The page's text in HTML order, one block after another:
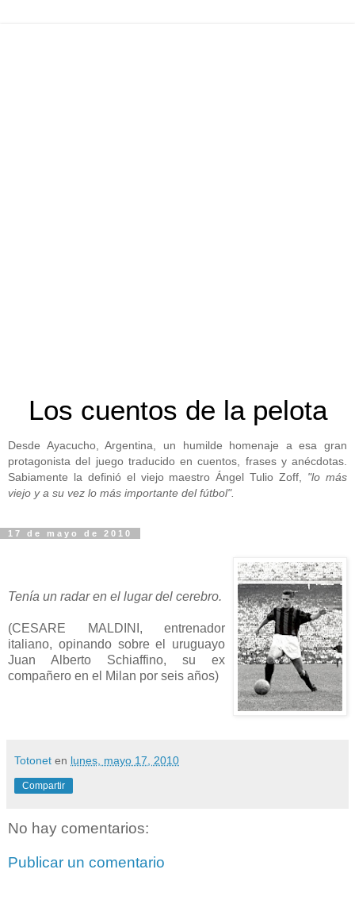
Los cuentos de la pelota
Desde Ayacucho, Argentina, un humilde homenaje a esa gran
protagonista del juego traducido en cuentos, frases y anécdotas.
Sabiamente la definió el viejo maestro Ángel Tulio Zoff, "lo más
viejo y a su vez lo más importante del fútbol".
17 de mayo de 2010
Tenía un radar en el lugar del cerebro.
(CESARE MALDINI, entrenador
italiano, opinando sobre el uruguayo
Juan Alberto Schiaffino, su ex
compañero en el Milan por seis años)
Totonet en lunes, mayo 17, 2010
Compartir
No hay comentarios:
Publicar un comentario